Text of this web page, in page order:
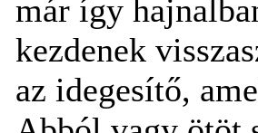
már így
kezdenek
az idegesítő,